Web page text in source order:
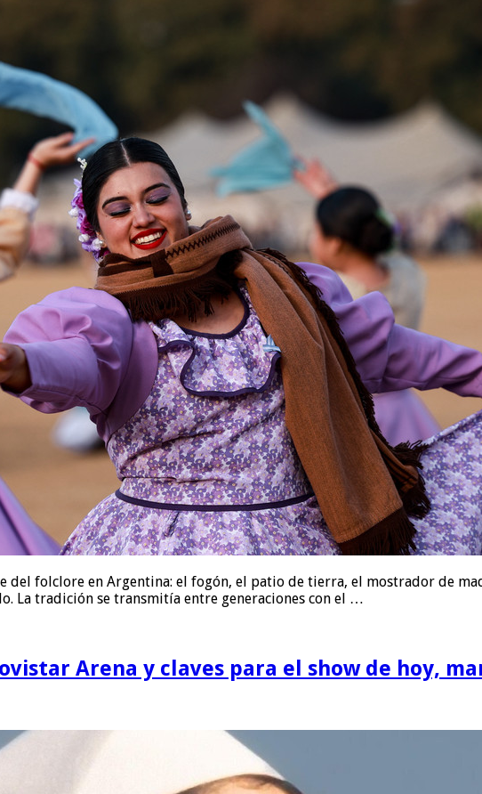
folclore en Argentina: el fogón, el patio de tierra, el mostrador de
La tradición se transmitía entre generaciones con el …
Arena y claves para el show de hoy,